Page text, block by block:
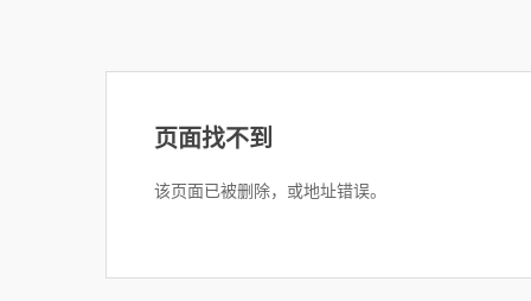
页面找不到
该页面已被删除，或地址错误。